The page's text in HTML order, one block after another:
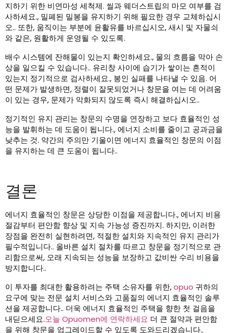
지하기 위한 비연마성 세척제. 씰과 웨더스트립의 마모 여부를 검
사하세요., 밀폐된 밀봉을 유지하기 위해 필요한 경우 교체하십시
오.. 또한, 움직이는 부분에 윤활유를 바르십시오, 새시 및 자물쇠
와 같은, 원활하게 운영될 수 있도록.
배수 시스템에 잔해물이 있는지 확인하세요., 물의 흐름을 막아 손
상을 일으킬 수 있습니다.. 유리창 사이에 습기가 쌓이는 흔적이
있는지 정기적으로 검사하세요., 봉인 실패를 나타낼 수 있음. 어
떤 문제가 발생하면, 정렬이 잘못되었거나 창문을 여는 데 어려움
이 있는 경우, 문제가 악화되지 않도록 즉시 해결하십시오..
정기적인 유지 관리는 창문의 수명을 연장하고 보다 효율적인 성
능을 발휘하는 데 도움이 됩니다., 에너지 소비를 줄이고 공과금을
낮추는 것. 약간의 주의만 기울이면 에너지 효율적인 창문의 이점
을 유지하는 데 큰 도움이 됩니다..
결론
에너지 효율적인 창문은 상당한 이점을 제공합니다., 에너지 비용
절감부터 편안함 향상 및 지속 가능성 증진까지. 하지만, 이러한
장점을 완전히 실현하려면, 적절한 설치와 지속적인 유지 관리가
필수적입니다.. 올바른 설치 절차를 따르고 창문을 정기적으로 관
리함으로써, 오래 지속되는 성능을 보장하고 값비싼 수리 비용을
방지합니다..
이 투자를 최대한 활용하려는 주택 소유자를 위한,opuo 귀하의
요구에 맞는 전문 설치 서비스와 고품질의 에너지 효율적인 솔루
션을 제공합니다.. 더욱 에너지 효율적인 주택을 향한 첫 걸음을
내딛으세요.오늘 Opuomen에 연락하세요 더 큰 절약과 편안함
을 위해 창문을 업그레이드할 수 있도록 도와드리겠습니다..